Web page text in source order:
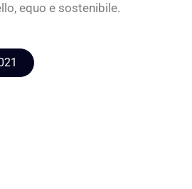
equo e sostenibile.